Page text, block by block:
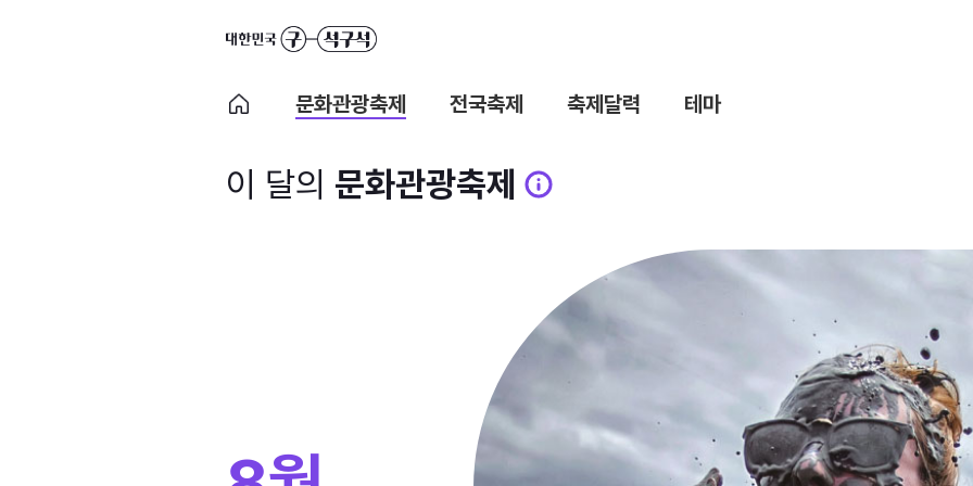
문화관광축제 전국축제 축제달력 테마
이 달의 문화관광축제